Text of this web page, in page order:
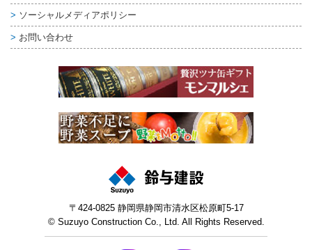
ソーシャルメディアポリシー
お問い合わせ
〒424-0825 静岡県静岡市清水区松原町5-17
© Suzuyo Construction Co., Ltd. All Rights Reserved.